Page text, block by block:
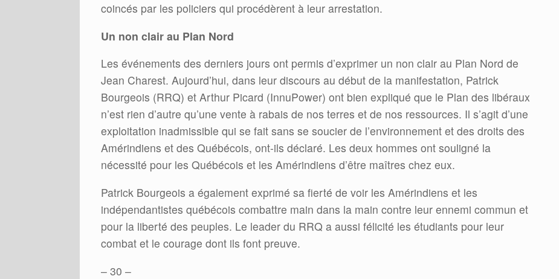
coincés par les policiers qui procédèrent à leur arrestation.
Un non clair au Plan Nord
Les événements des derniers jours ont permis d’exprimer un non clair au Plan Nord de
Jean Charest. Aujourd’hui, dans leur discours au début de la manifestation, Patrick
Bourgeois (RRQ) et Arthur Picard (InnuPower) ont bien expliqué que le Plan des libéraux
n’est rien d’autre qu’une vente à rabais de nos terres et de nos ressources. Il s’agit d’une
exploitation inadmissible qui se fait sans se soucier de l’environnement et des droits des
Amérindiens et des Québécois, ont-ils déclaré. Les deux hommes ont souligné la
nécessité pour les Québécois et les Amérindiens d’être maîtres chez eux.
Patrick Bourgeois a également exprimé sa fierté de voir les Amérindiens et les
indépendantistes québécois combattre main dans la main contre leur ennemi commun et
pour la liberté des peuples. Le leader du RRQ a aussi félicité les étudiants pour leur
combat et le courage dont ils font preuve.
– 30 –